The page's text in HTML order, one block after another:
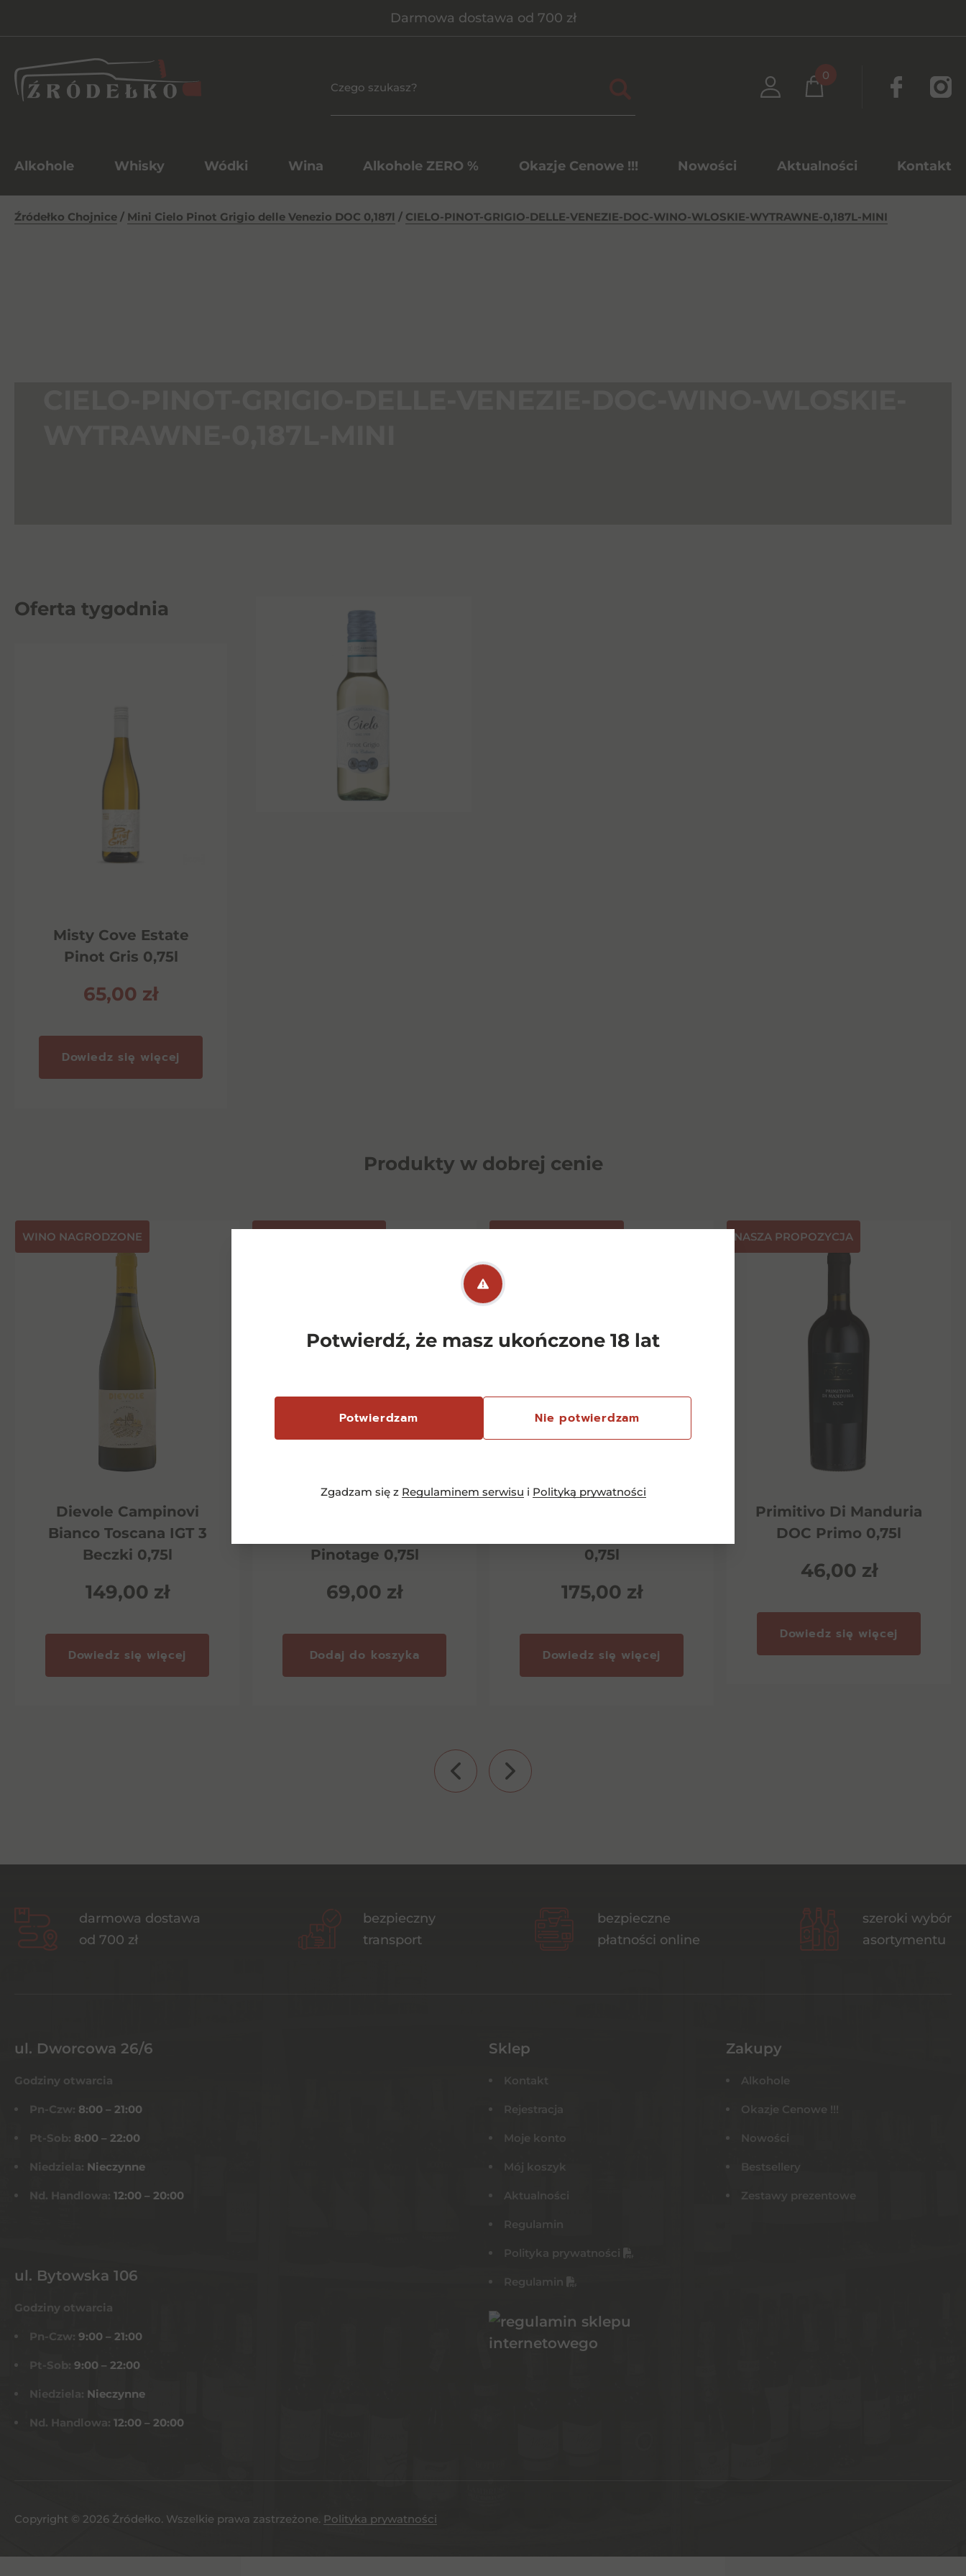
Potwierdź, że masz ukończone 18 lat
Potwierdzam Nie potwierdzam
Zgadzam się z Regulaminem serwisu i Polityką prywatności
Darmowa dostawa od 700 zł
0
Alkohole Whisky Wódki Wina Alkohole ZERO % Okazje Cenowe !!! Nowości Aktualności Kontakt
Źródełko Chojnice / Mini Cielo Pinot Grigio delle Venezio DOC 0,187l / CIELO-PINOT-GRIGIO-DELLE-VENEZIE-DOC-WINO-WLOSKIE-WYTRAWNE-0,187L-MINI
Oferta tygodnia
Misty Cove Estate
Pinot Gris 0,75l
65,00 zł
Dowiedz się więcej
Produkty w dobrej cenie
⁠WINO NAGRODZONE
Dievole Campinovi
Bianco Toscana IGT 3
Beczki 0,75l
149,00 zł
Dowiedz się więcej
Pinotage 0,75l
69,00 zł
Dodaj do koszyka
0,75l
175,00 zł
Dowiedz się więcej
NASZA PROPOZYCJA
Primitivo Di Manduria
DOC Primo 0,75l
46,00 zł
Dowiedz się więcej
darmowa dostawa
od 700 zł
bezpieczny
transport
bezpieczne
płatności online
szeroki wybór
asortymentu
ul. Dworcowa 26/6
Godziny otwarcia
Pn-Czw: 8:00 – 21:00
Pt-Sob: 8:00 – 22:00
Niedziela: Nieczynne
Nd. Handlowa: 12:00 – 20:00
ul. Bytowska 106
Godziny otwarcia
Pn-Czw: 9:00 – 21:00
Pt-Sob: 9:00 – 22:00
Niedziela: Nieczynne
Nd. Handlowa: 12:00 – 20:00
Sklep
Kontakt
Rejestracja
Moje konto
Mój koszyk
Aktualności
Regulamin
Polityka prywatności
Regulamin
Zakupy
Alkohole
Okazje Cenowe !!!
Nowości
Bestsellery
Zestawy prezentowe
Copyright © 2026 Żródełko. Wszelkie prawa zastrzeżone. Polityka prywatności